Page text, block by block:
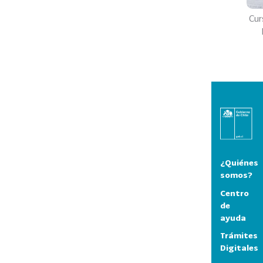
¿Quiénes
somos?
Centro
de
ayuda
Trámites
Digitales